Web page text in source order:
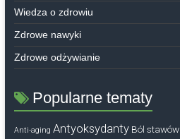
Wiedza o zdrowiu
Zdrowe nawyki
Zdrowe odżywianie
Popularne tematy
Anti-aging Antyoksydanty Ból stawów